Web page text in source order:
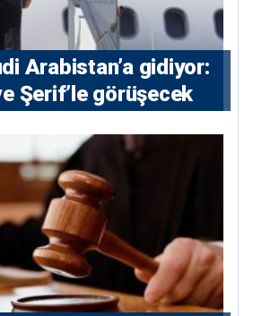
Arabistan’a gidiyor:
Şerif’le görüşecek